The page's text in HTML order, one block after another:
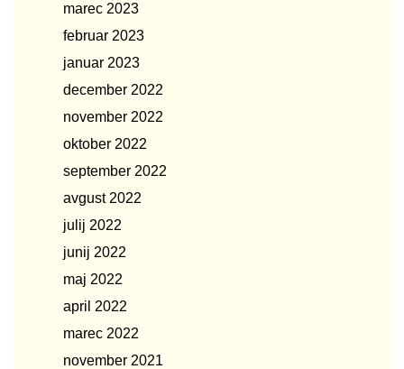
marec 2023
februar 2023
januar 2023
december 2022
november 2022
oktober 2022
september 2022
avgust 2022
julij 2022
junij 2022
maj 2022
april 2022
marec 2022
november 2021